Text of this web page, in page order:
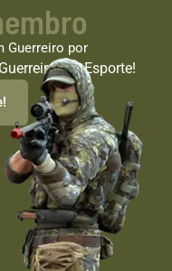
Guerreiro por
por Esporte!